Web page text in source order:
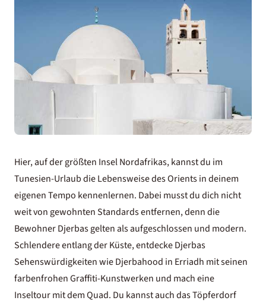
Hier, auf der größten Insel Nordafrikas, kannst du im
Tunesien-Urlaub die Lebensweise des Orients in deinem
eigenen Tempo kennenlernen. Dabei musst du dich nicht
weit von gewohnten Standards entfernen, denn die
Bewohner Djerbas gelten als aufgeschlossen und modern.
Schlendere entlang der Küste, entdeckeDjerbas
SehenswürdigkeitenwieDjerbahood in Erriadh mit seinen
farbenfrohen Graffiti-Kunstwerken und mach eine
Inseltour mit dem Quad. Du kannst auch das Töpferdorf